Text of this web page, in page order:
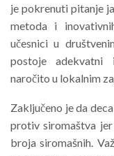
je pokrenuti pitanje
metoda i
učesnici u
postoje adekvatni
naročito u lokalnim
Zaključeno je da
protiv siromaštva
broja siromašnih.